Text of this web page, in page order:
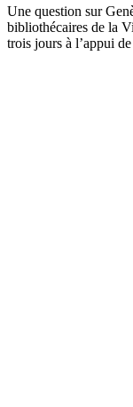
Une question sur
bibliothécaires de la
trois jours à l’appui